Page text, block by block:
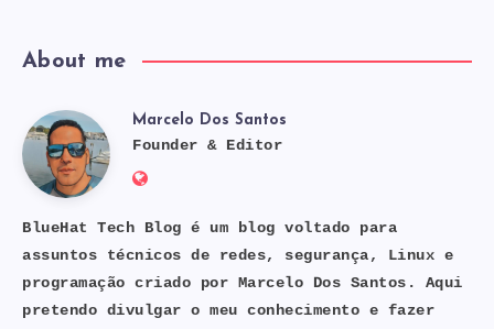
About me
Marcelo
Dos
Santos
Marcelo Dos Santos
Founder & Editor
Website:
BlueHat Tech Blog é um blog voltado para
assuntos técnicos de redes, segurança, Linux e
programação criado por Marcelo Dos Santos. Aqui
pretendo divulgar o meu conhecimento e fazer